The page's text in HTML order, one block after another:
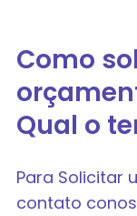
Como
Qual o
Para Solicitar
contato